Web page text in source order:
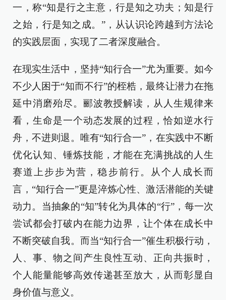
一，称“知是行之主意，行是知之功夫；知是行
之始，行是知之成。”，从认识论跨越到方法论
的实践层面，实现了二者深度融合。
在现实生活中，坚持“知行合一”尤为重要。如今
不少人困于“知而不行”的桎梏，最终让潜力在拖
延中消磨殆尽。郦波教授解读，从人生规律来
看，生命是一个动态发展的过程，恰如逆水行
舟，不进则退。唯有“知行合一”，在实践中不断
优化认知、锤炼技能，才能在充满挑战的人生
赛道上步步为营，稳步前行。从个人成长而
言，“知行合一”更是淬炼心性、激活潜能的关键
动力。当抽象的“知”转化为具体的“行”，每一次
尝试都会打破内在能力边界，让个体在成长中
不断突破自我。而当“知行合一”催生积极行动，
人、事、物之间产生良性互动、正向共振时，
个人能量能够高效传递甚至放大，从而彰显自
身价值与意义。